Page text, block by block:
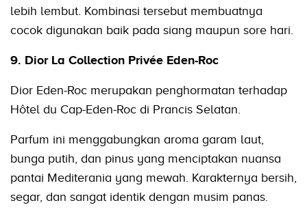
lebih lembut. Kombinasi tersebut membuatnya
cocok digunakan baik pada siang maupun sore hari.
9. Dior La Collection Privée Eden-Roc
Dior Eden-Roc merupakan penghormatan terhadap
Hôtel du Cap-Eden-Roc di Prancis Selatan.
Parfum ini menggabungkan aroma garam laut,
bunga putih, dan pinus yang menciptakan nuansa
pantai Mediterania yang mewah. Karakternya bersih,
segar, dan sangat identik dengan musim panas.